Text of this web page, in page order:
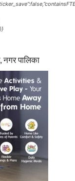
पालिका